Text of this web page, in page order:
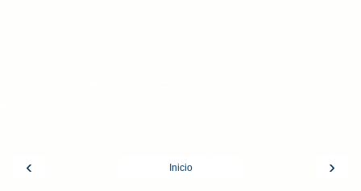
‹ ›
Inicio